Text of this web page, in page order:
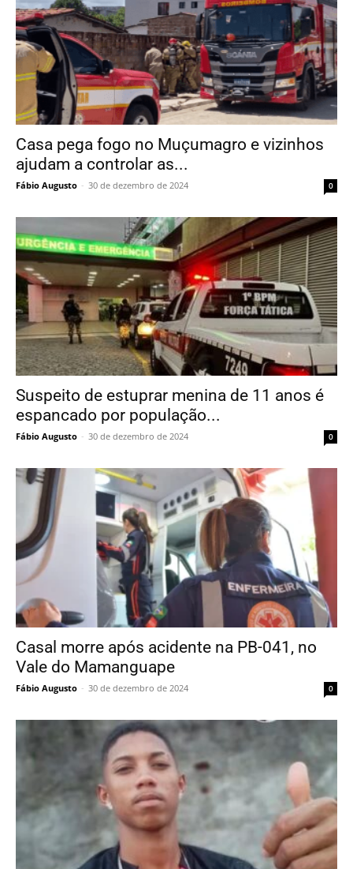
Casa pega fogo no Muçumagro e vizinhos
ajudam a controlar as...
Fábio Augusto - 30 de dezembro de 2024 0
Suspeito de estuprar menina de 11 anos é
espancado por população...
Fábio Augusto - 30 de dezembro de 2024 0
Casal morre após acidente na PB-041, no
Vale do Mamanguape
Fábio Augusto - 30 de dezembro de 2024 0